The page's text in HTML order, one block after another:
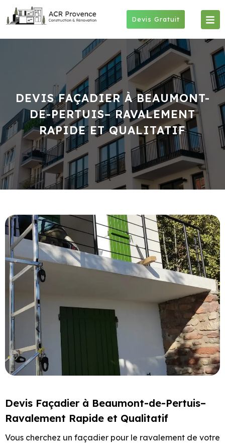
Devis Gratuit
DEVIS FAÇADIER À BEAUMONT-
DE-PERTUIS– RAVALEMENT
RAPIDE ET QUALITATIF
Devis Façadier à Beaumont-de-Pertuis–
Ravalement Rapide et Qualitatif
Vous cherchez un façadier pour le ravalement de votre